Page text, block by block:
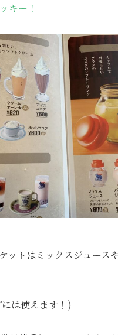
キー！
ットはミックスジュース
は使えます！)